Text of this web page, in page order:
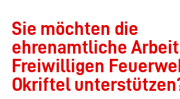
Sie möchten die
ehrenamtliche
Freiwilligen
Okriftel